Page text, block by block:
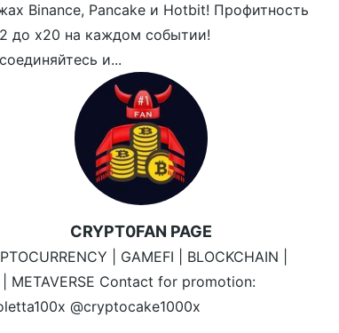
Binance, Pancake и Hotbit! Профитность
до х20 на каждом событии!
и...
CRYPT0FAN PAGE
| GAMEFI | BLOCKCHAIN |
| METAVERSE Contact for promotion:
@cryptocake1000x